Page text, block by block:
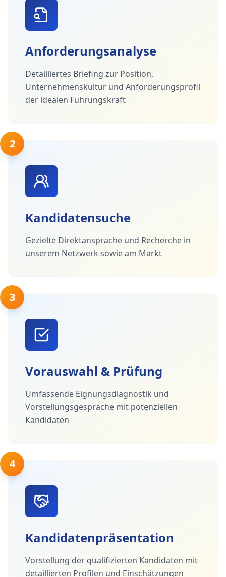
Anforderungsanalyse
Detailliertes Briefing zur Position,
Unternehmenskultur und Anforderungsprofil
der idealen Führungskraft
2
Kandidatensuche
Gezielte Direktansprache und Recherche in
unserem Netzwerk sowie am Markt
3
Vorauswahl & Prüfung
Umfassende Eignungsdiagnostik und
Vorstellungsgespräche mit potenziellen
Kandidaten
4
Kandidatenpräsentation
Vorstellung der qualifizierten Kandidaten mit
detaillierten Profilen und Einschätzungen